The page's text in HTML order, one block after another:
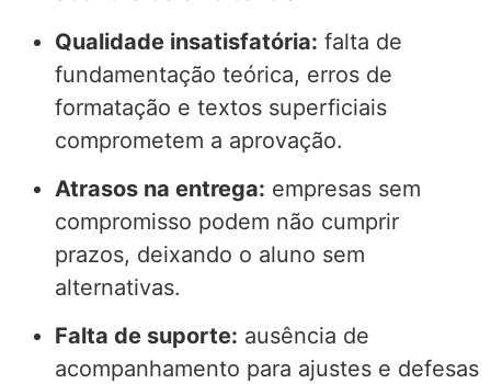
Qualidade insatisfatória: falta de
fundamentação teórica, erros de
formatação e textos superficiais
comprometem a aprovação.
Atrasos na entrega: empresas sem
compromisso podem não cumprir
prazos, deixando o aluno sem
alternativas.
Falta de suporte: ausência de
acompanhamento para ajustes e defesas